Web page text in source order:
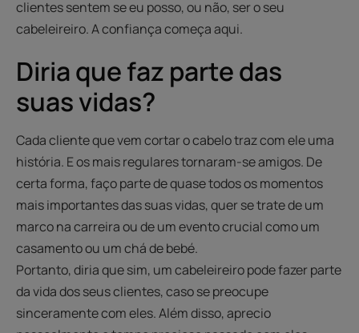
clientes sentem se eu posso, ou não, ser o seu
cabeleireiro. A confiança começa aqui.
Diria que faz parte das
suas vidas?
Cada cliente que vem cortar o cabelo traz com ele uma
história. E os mais regulares tornaram-se amigos. De
certa forma, faço parte de quase todos os momentos
mais importantes das suas vidas, quer se trate de um
marco na carreira ou de um evento crucial como um
casamento ou um chá de bebé.
Portanto, diria que sim, um cabeleireiro pode fazer parte
da vida dos seus clientes, caso se preocupe
sinceramente com eles. Além disso, aprecio